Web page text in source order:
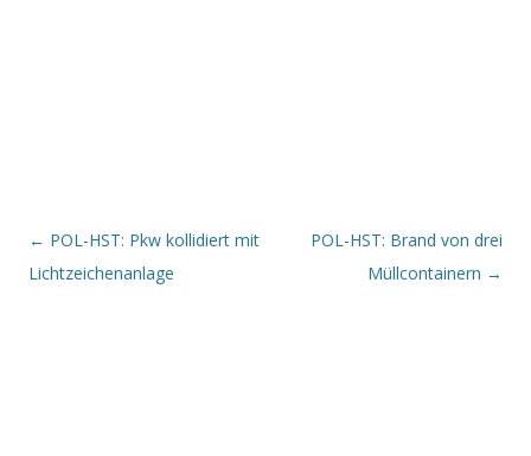
Beitrags-Navigation
← POL-HST: Pkw kollidiert mit
Lichtzeichenanlage
POL-HST: Brand von drei
Müllcontainern →